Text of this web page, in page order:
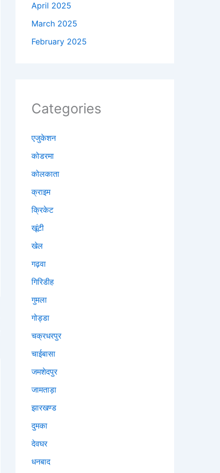
April 2025
March 2025
February 2025
Categories
एजुकेशन
कोडरमा
कोलकाता
क्राइम
क्रिकेट
खूंटी
खेल
गढ़वा
गिरिडीह
गुमला
गोड्डा
चक्रधरपुर
चाईबासा
जमशेदपुर
जामताड़ा
झारखण्ड
दुमका
देवघर
धनबाद